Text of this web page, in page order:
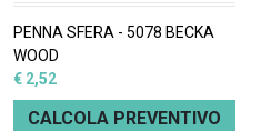
PENNA SFERA - 5078 BECKA
WOOD
€ 2,52
CALCOLA PREVENTIVO